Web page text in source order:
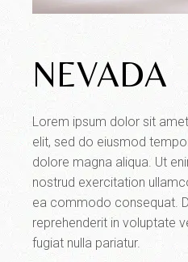
NEVADA
Lorem ipsum dolor sit
elit, sed do eiusmod
dolore magna aliqua. Ut
nostrud exercitation
ea commodo consequat.
reprehenderit in voluptate
fugiat nulla pariatur.